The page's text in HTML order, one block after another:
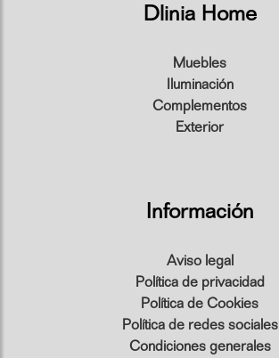
Dlinia Home
Muebles
Iluminación
Complementos
Exterior
Información
Aviso legal
Política de privacidad
Política de Cookies
Política de redes sociales
Condiciones generales